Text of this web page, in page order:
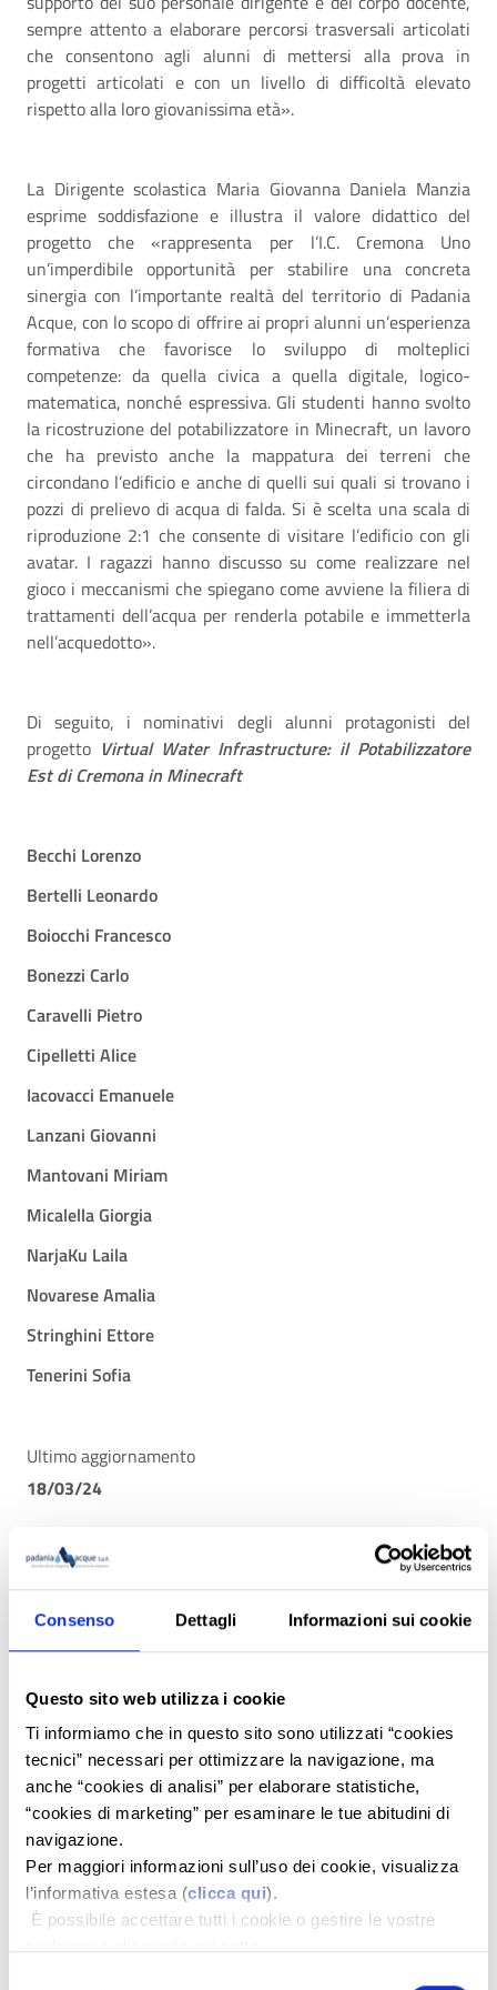
Consenso Dettagli Informazioni sui cookie
Questo sito web utilizza i cookie
Ti informiamo che in questo sito sono utilizzati “cookies
tecnici” necessari per ottimizzare la navigazione, ma
anche “cookies di analisi” per elaborare statistiche,
“cookies di marketing” per esaminare le tue abitudini di
navigazione.
Per maggiori informazioni sull’uso dei cookie, visualizza
l’informativa estesa (clicca qui).
È possibile accettare tutti i cookie o gestire le vostre
IN QUESTA SEZIONE
Padania Acque S.p.A., successo per la formazione ai
dipendenti in tema di salute e sicurezza sul lavoro
truffe agli anziani
Acqua Ponte del Futuro”, Padania Acque S.p.A.
ospite all’evento nazionale di Servizi a Rete Tour
Approvato dal PNIISSI il progetto di realizzazione
del sistema idrico unico nei comuni di Rivolta
d’Adda, Vailate, Agnadello, Spino d’Adda, Pandino e
Palazzo Pignano
Crema, al via i lavori di adeguamento tecnologico
delle quattro case dell’acqua cittadine
sempre attento a elaborare percorsi trasversali articolati
che consentono agli alunni di mettersi alla prova in
progetti articolati e con un livello di difficoltà elevato
rispetto alla loro giovanissima età».
La Dirigente scolastica Maria Giovanna Daniela Manzia
esprime soddisfazione e illustra il valore didattico del
progetto che «rappresenta per l’I.C. Cremona Uno
un’imperdibile opportunità per stabilire una concreta
sinergia con l’importante realtà del territorio di Padania
Acque, con lo scopo di offrire ai propri alunni un’esperienza
formativa che favorisce lo sviluppo di molteplici
competenze: da quella civica a quella digitale, logico-
matematica, nonché espressiva. Gli studenti hanno svolto
la ricostruzione del potabilizzatore in Minecraft, un lavoro
che ha previsto anche la mappatura dei terreni che
circondano l’edificio e anche di quelli sui quali si trovano i
pozzi di prelievo di acqua di falda. Si è scelta una scala di
riproduzione 2:1 che consente di visitare l’edificio con gli
avatar. I ragazzi hanno discusso su come realizzare nel
gioco i meccanismi che spiegano come avviene la filiera di
trattamenti dell’acqua per renderla potabile e immetterla
nell’acquedotto».
Di seguito, i nominativi degli alunni protagonisti del
progetto Virtual Water Infrastructure: il Potabilizzatore
Est di Cremona in Minecraft
Becchi Lorenzo
Bertelli Leonardo
Boiocchi Francesco
Bonezzi Carlo
Caravelli Pietro
Cipelletti Alice
Iacovacci Emanuele
Lanzani Giovanni
Mantovani Miriam
Micalella Giorgia
NarjaKu Laila
Novarese Amalia
Stringhini Ettore
Tenerini Sofia
Ultimo aggiornamento
18/03/24